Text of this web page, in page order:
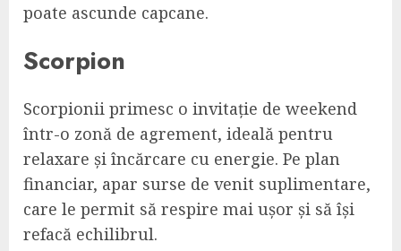
poate ascunde capcane.
Scorpion
Scorpionii primesc o invitație de weekend
într-o zonă de agrement, ideală pentru
relaxare și încărcare cu energie. Pe plan
financiar, apar surse de venit suplimentare,
care le permit să respire mai ușor și să își
refacă echilibrul.